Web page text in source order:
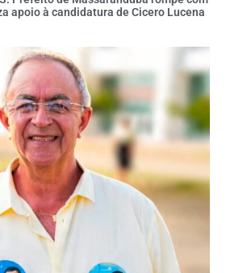
apoio à candidatura de Cicero Lucena